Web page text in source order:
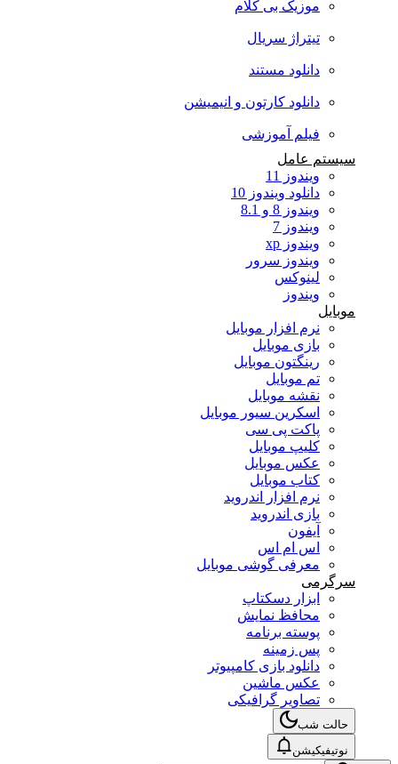
موزیک بی کلام
تیتراژ سریال
دانلود مستند
دانلود کارتون و انیمیشن
فیلم آموزشی
سیستم عامل
ویندوز 11
دانلود ویندوز 10
ویندوز 8 و 8.1
ویندوز 7
ویندوز xp
ویندوز سرور
لینوکس
ویندوز
موبایل
نرم افزار موبایل
بازی موبایل
رینگتون موبایل
تم موبایل
نقشه موبایل
اسکرین سیور موبایل
پاکت پی سی
کلیپ موبایل
عکس موبایل
کتاب موبایل
نرم افزار اندروید
بازی اندروید
آیفون
اس ام اس
معرفی گوشی موبایل
سرگرمی
ابزار دسکتاپ
محافظ نمایش
پوسته برنامه
پس زمینه
دانلود بازی کامپیوتر
عکس ماشین
تصاویر گرافیکی
حالت شب
نوتیفیکیشن